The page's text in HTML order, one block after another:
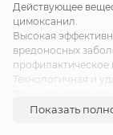
Действующее
цимоксанил.
Высокая
вредоносных
профилактическое
Технологичная и
овощных культур
Показать